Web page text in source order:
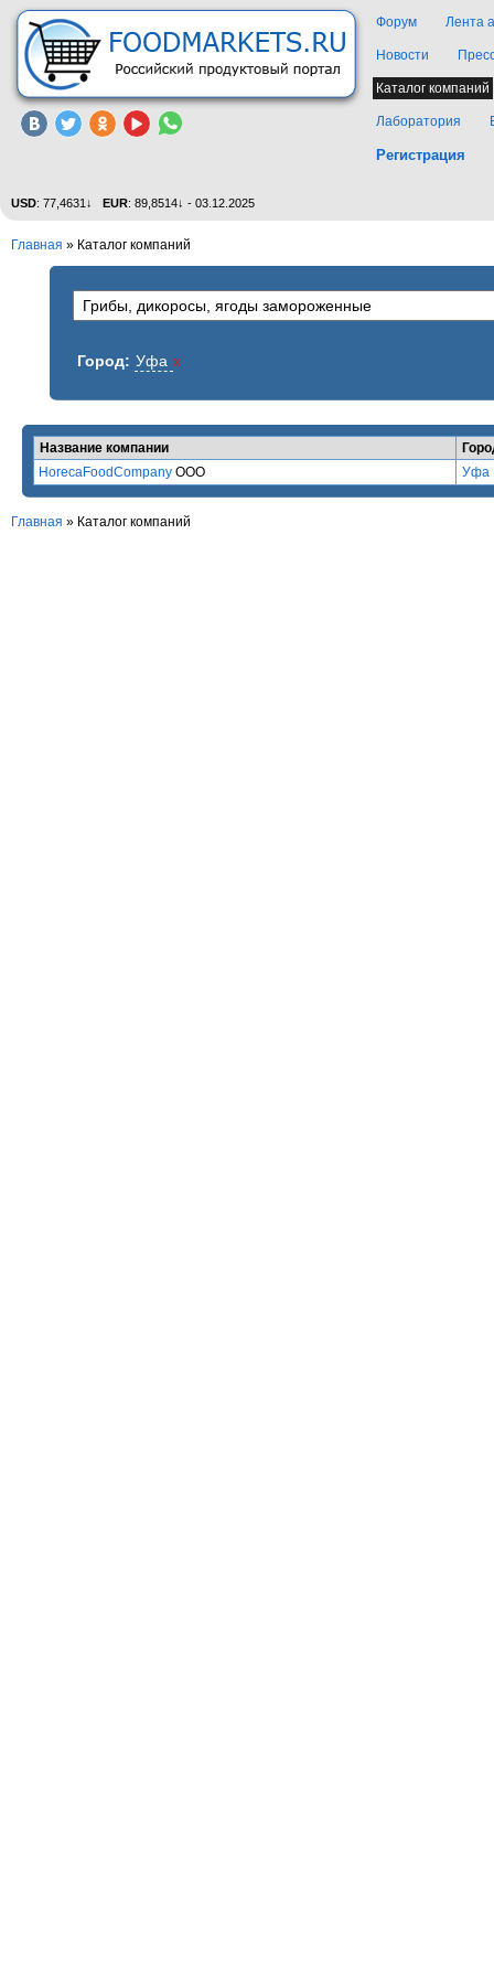
Форум Лента
Новости
Каталог компаний
Лаборатория
Регистрация
USD: 77,4631↓ EUR: 89,8514↓ - 03.12.2025
Главная » Каталог компаний
Город: Уфа x
Название компании
HorecaFoodCompany ООО Уфа
Главная » Каталог компаний